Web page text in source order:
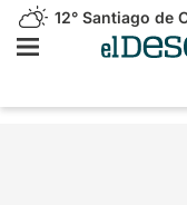
12° Santiago de